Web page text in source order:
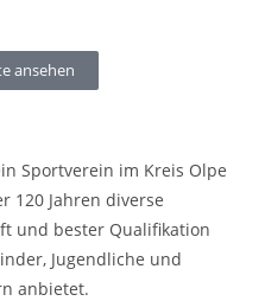
ansehen
Sportverein im Kreis Olpe
120 Jahren diverse
und bester Qualifikation
Jugendliche und
anbietet.